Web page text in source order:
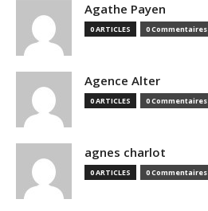
Agathe Payen
0 ARTICLES 0 Commentaires
Agence Alter
0 ARTICLES 0 Commentaires
agnes charlot
0 ARTICLES 0 Commentaires